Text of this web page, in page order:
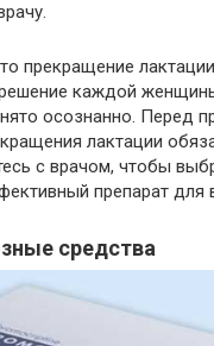
прекращение
каждой
осознанно. Перед
лактации
с врачом, чтобы
препарат для
средства